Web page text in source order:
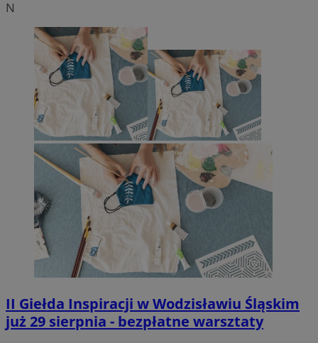
N
II Giełda Inspiracji w Wodzisławiu Śląskim
już 29 sierpnia - bezpłatne warsztaty